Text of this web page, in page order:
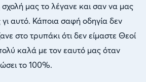
μας το λέγανε και σαν να μας
αυτό. Κάποια σαφή οδηγία δεν
στο τρυπάκι ότι δεν είμαστε Θεοί
καλά με τον εαυτό μας όταν
το 100%.